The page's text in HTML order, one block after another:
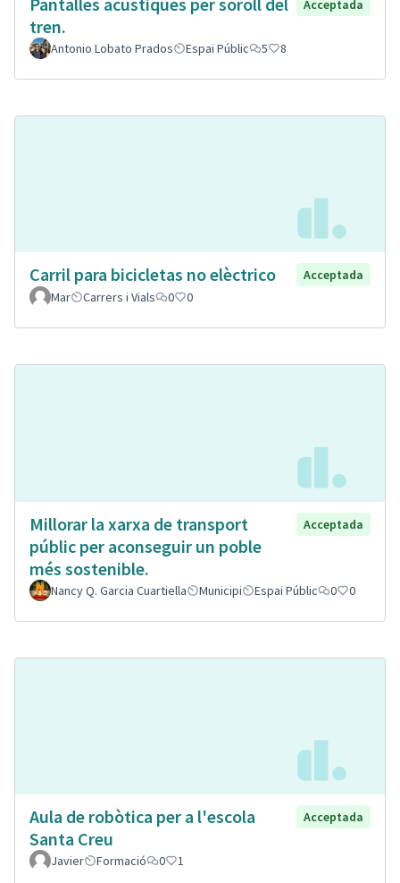
tren.
Acceptada
Antonio Lobato Prados Espai Públic 5 8
Carril para bicicletas no elèctrico
Acceptada
Mar
Carrers i Vials 0 0
Millorar la xarxa de transport
públic per aconseguir un poble
més sostenible.
Acceptada
Nancy Q. Garcia Cuartiella Municipi Espai Públic 0 0
Aula de robòtica per a l'escola
Santa Creu
Acceptada
Javier Formació 0 1